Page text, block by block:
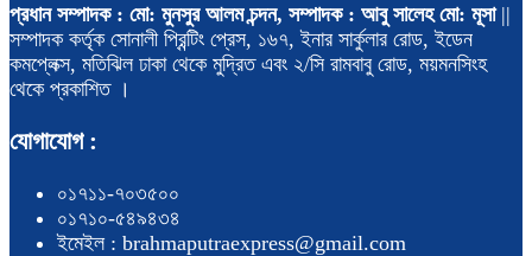
প্রধান সম্পাদক : মো: মুনসুর আলম চন্দন, সম্পাদক : আবু সালেহ মো: মূসা||
সম্পাদক কর্তৃক সোনালী প্রিন্টিং প্রেস, ১৬৭, ইনার সার্কুলার রোড, ইডেন
কমপ্লেক্স, মতিঝিল ঢাকা থেকে মুদ্রিত এবং ২/সি রামবাবু রোড, ময়মনসিংহ
থেকে প্রকাশিত ।
যোগাযোগ :
০১৭১১-৭০৩৫০০
০১৭১০-৫৪৯৪৩৪
ইমেইল : brahmaputraexpress@gmail.com